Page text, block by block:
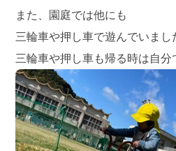
また、園庭では他にも
三輪車や押し車で遊んでいまし
三輪車や押し車も帰る時は自分